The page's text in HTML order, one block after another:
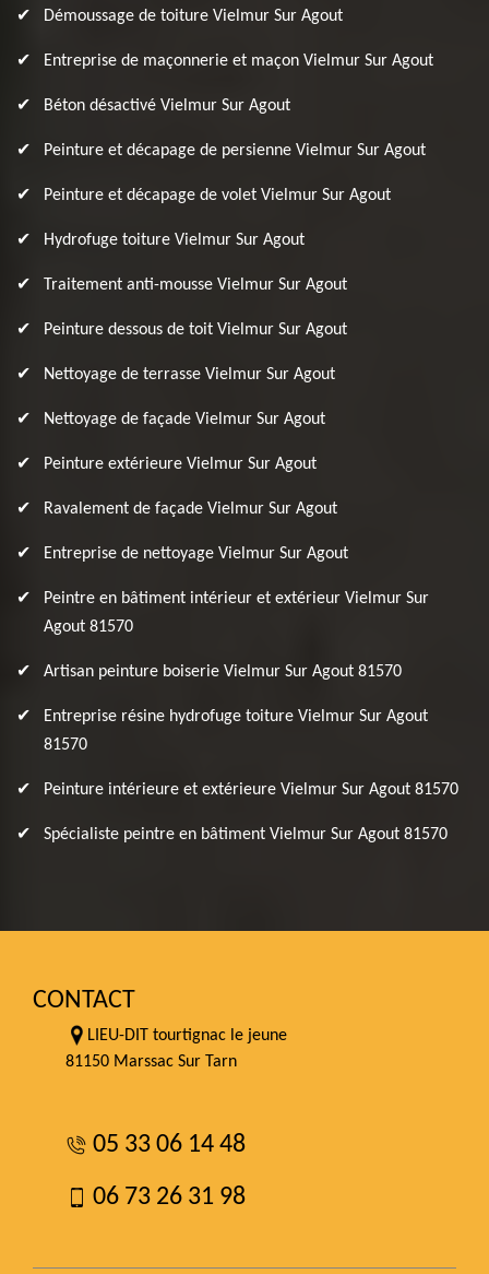
Démoussage de toiture Vielmur Sur Agout
Entreprise de maçonnerie et maçon Vielmur Sur Agout
Béton désactivé Vielmur Sur Agout
Peinture et décapage de persienne Vielmur Sur Agout
Peinture et décapage de volet Vielmur Sur Agout
Hydrofuge toiture Vielmur Sur Agout
Traitement anti-mousse Vielmur Sur Agout
Peinture dessous de toit Vielmur Sur Agout
Nettoyage de terrasse Vielmur Sur Agout
Nettoyage de façade Vielmur Sur Agout
Peinture extérieure Vielmur Sur Agout
Ravalement de façade Vielmur Sur Agout
Entreprise de nettoyage Vielmur Sur Agout
Peintre en bâtiment intérieur et extérieur Vielmur Sur
Agout 81570
Artisan peinture boiserie Vielmur Sur Agout 81570
Entreprise résine hydrofuge toiture Vielmur Sur Agout
81570
Peinture intérieure et extérieure Vielmur Sur Agout 81570
Spécialiste peintre en bâtiment Vielmur Sur Agout 81570
CONTACT
LIEU-DIT tourtignac le jeune
81150 Marssac Sur Tarn
05 33 06 14 48
06 73 26 31 98